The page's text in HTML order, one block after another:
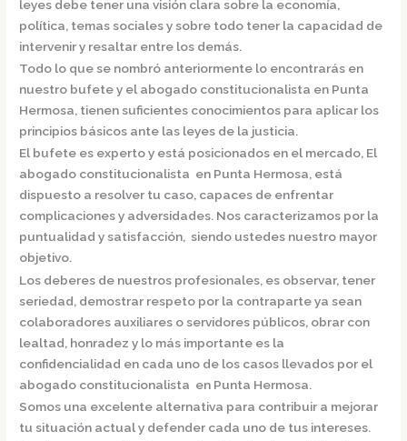
leyes debe tener una visión clara sobre la economía,
política, temas sociales y sobre todo tener la capacidad de
intervenir y resaltar entre los demás.
Todo lo que se nombró anteriormente lo encontrarás en
nuestro bufete y el abogado constitucionalista en Punta
Hermosa, tienen suficientes conocimientos para aplicar los
principios básicos ante las leyes de la justicia.
El bufete es experto y está posicionados en el mercado, El
abogado constitucionalista en Punta Hermosa, está
dispuesto a resolver tu caso, capaces de enfrentar
complicaciones y adversidades. Nos caracterizamos por la
puntualidad y satisfacción, siendo ustedes nuestro mayor
objetivo.
Los deberes de nuestros profesionales, es observar, tener
seriedad, demostrar respeto por la contraparte ya sean
colaboradores auxiliares o servidores públicos, obrar con
lealtad, honradez y lo más importante es la
confidencialidad en cada uno de los casos llevados por el
abogado constitucionalista en Punta Hermosa.
Somos una excelente alternativa para contribuir a mejorar
tu situación actual y defender cada uno de tus intereses.